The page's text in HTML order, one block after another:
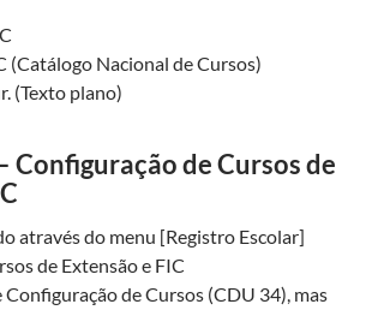
(Catálogo Nacional de Cursos)
(Texto plano)
Configuração de Cursos de
através do menu [Registro Escolar]
de Extensão e FIC
de Cursos (CDU 34), mas